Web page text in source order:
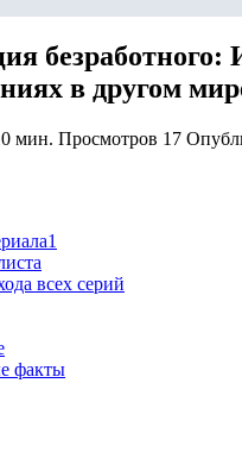
безработного:
в другом
мин. Просмотров 17
всех серий
факты